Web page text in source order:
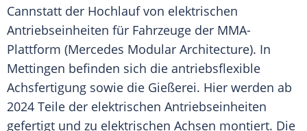
Cannstatt der Hochlauf von elektrischen
Antriebseinheiten für Fahrzeuge der MMA-
Plattform (Mercedes Modular Architecture). In
Mettingen befinden sich die antriebsflexible
Achsfertigung sowie die Gießerei. Hier werden ab
2024 Teile der elektrischen Antriebseinheiten
gefertigt und zu elektrischen Achsen montiert. Die